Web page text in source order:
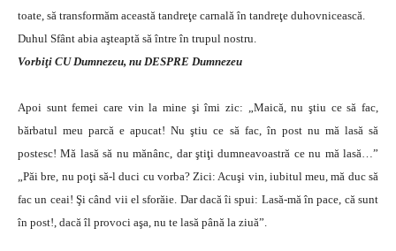
toate, să transformăm această tandreţe carnală în tandreţe duhovnicească.
Duhul Sfânt abia aşteaptă să între în trupul nostru.
Vorbiţi CU Dumnezeu, nu DESPRE Dumnezeu
Apoi sunt femei care vin la mine şi îmi zic: „Maică, nu ştiu ce să fac,
bărbatul meu parcă e apucat! Nu ştiu ce să fac, în post nu mă lasă să
postesc! Mă lasă să nu mănânc, dar ştiţi dumneavoastră ce nu mă lasă…”
„Păi bre, nu poţi să-l duci cu vorba? Zici: Acuşi vin, iubitul meu, mă duc să
fac un ceai! Şi când vii el sforăie. Dar dacă îi spui: Lasă-mă în pace, că sunt
în post!, dacă îl provoci aşa, nu te lasă până la ziuă”.